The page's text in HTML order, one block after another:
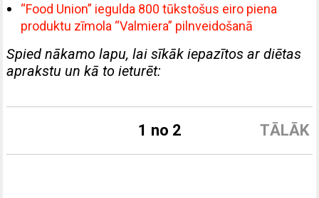
“Food Union” iegulda 800 tūkstošus eiro piena
produktu zīmola “Valmiera” pilnveidošanā
Spied nākamo lapu, lai sīkāk iepazītos ar diētas
aprakstu un kā to ieturēt:
TĀLĀK
1 no 2